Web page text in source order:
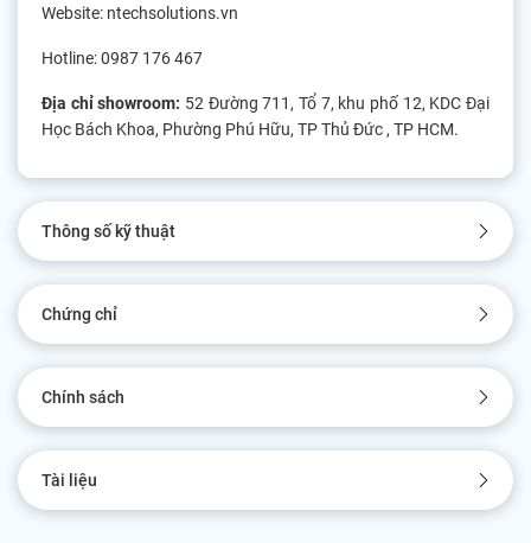
Website: ntechsolutions.vn
Hotline: 0987 176 467
Địa chỉ showroom: 52 Đường 711, Tổ 7, khu phố 12, KDC Đại
Học Bách Khoa, Phường Phú Hữu, TP Thủ Đức , TP HCM.
Thông số kỹ thuật
Chứng chỉ
Chính sách
Tài liệu